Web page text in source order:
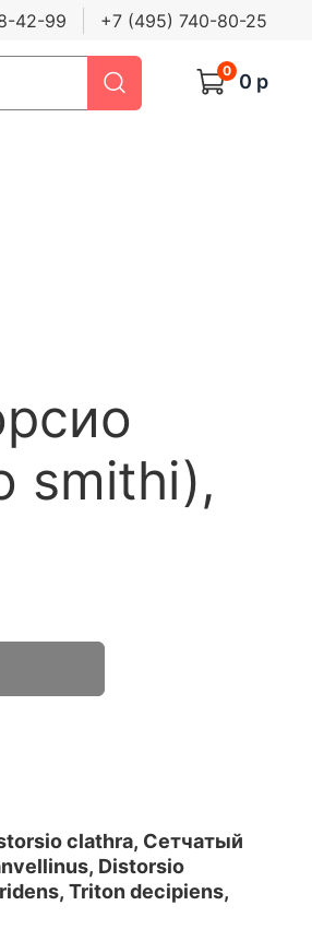
42-99 +7 (495) 740-80-25
0 0 р
smithi),
clathra, Сетчатый
Distorsio
Triton decipiens,